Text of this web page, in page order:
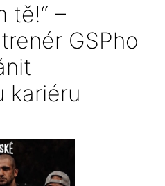
tě!“ –
GSPho
kariéru